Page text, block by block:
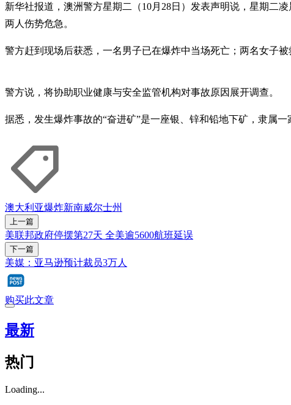
新华社报道，澳洲警方星期二（10月28日）发表声明说，星期二
两人伤势危急。
警方赶到现场后获悉，一名男子已在爆炸中当场死亡；两名女子
警方说，将协助职业健康与安全监管机构对事故原因展开调查。
据悉，发生爆炸事故的“奋进矿”是一座银、锌和铅地下矿，隶属一
澳大利亚爆炸新南威尔士州
上一篇
美联邦政府停摆第27天 全美逾5600航班延误
下一篇
美媒：亚马逊预计裁员3万人
购买此文章
最新
热门
Loading...